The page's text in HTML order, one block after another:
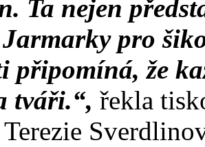
Ta nejen
pro
připomíná, že
tváři.“, řekla